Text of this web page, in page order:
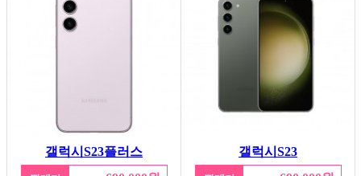
갤럭시S23플러스 갤럭시S23